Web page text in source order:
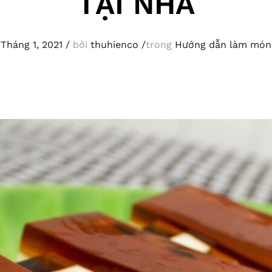
1, 2021 /bởi thuhienco /trong Hướng dẫn làm